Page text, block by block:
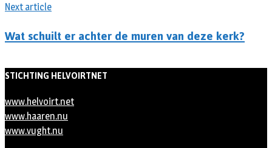
Next article
Wat schuilt er achter de muren van deze kerk?
STICHTING HELVOIRTNET
www.helvoirt.net
www.haaren.nu
www.vught.nu